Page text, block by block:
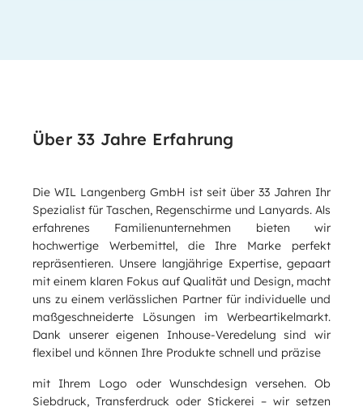
Über 33 Jahre Erfahrung
Die WIL Langenberg GmbH ist seit über 33 Jahren Ihr
Spezialist für Taschen, Regenschirme und Lanyards. Als
erfahrenes Familienunternehmen bieten wir
hochwertige Werbemittel, die Ihre Marke perfekt
repräsentieren. Unsere langjährige Expertise, gepaart
mit einem klaren Fokus auf Qualität und Design, macht
uns zu einem verlässlichen Partner für individuelle und
maßgeschneiderte Lösungen im Werbeartikelmarkt.
Dank unserer eigenen Inhouse-Veredelung sind wir
flexibel und können Ihre Produkte schnell und präzise
mit Ihrem Logo oder Wunschdesign versehen. Ob
Siebdruck, Transferdruck oder Stickerei – wir setzen